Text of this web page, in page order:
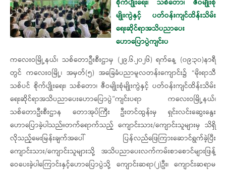
စိုက်ပျိုးရေး၊ သစ်တော၊ ဇီဝမျိုးစုံ
မျိုးကွဲနှင့် ပတ်ဝန်းကျင်ထိန်းသိမ်း
ရေးဆိုင်ရာအသိပညာပေး
ဟောပြောပွဲကျင်းပ
​ကလေးဝမြို့နယ်၊ သစ်တောဦးစီးဌာမှ (၂၉.၆.၂၀၂၆) ရက်နေ့ (၀၉:၃၀)နာရီ
တွင် ကလေးဝမြို့၊ အမှတ်(၅) အခြေခံပညာမူလတန်းကျောင်း၌ “မိုးရာသီ
သစ်ပင် စိုက်ပျိုးရေး၊ သစ်တော၊ ဇီဝမျိုးစုံမျိုးကွဲနှင့် ပတ်ဝန်းကျင်ထိန်းသိမ်း
ရေးဆိုင်ရာအသိပညာပေးဟောပြောပွဲ”ကျင်းပရာ ကလေးဝမြို့နယ်၊
သစ်တောဦးစီးဌာန တောအုပ်ကြီး ဦးတင်ထွန်းမှ ရှင်းလင်းဆွေးနွေး
ဟောပြောခဲ့ပါသည်။​တက်ရောက်သည့် ကျောင်းသား/ကျောင်းသူများမှ သိရှိ
လိုသည့်မေးမြန်းချက်အပေါ် ပြန်လည်ဖြေကြားဆောင်ရွက်ခဲ့ပြီး
ကျောင်းသား/ကျောင်းသူများသို့ အသိပညာပေးလက်ကမ်းစာစောင်များဖြန့်
ဝေပေးခဲ့ပါကြောင်းနှင့်ဟောပြောပွဲသို့ ကျောင်းဆရာ(၂)ဦး၊ ကျောင်းဆရာမ